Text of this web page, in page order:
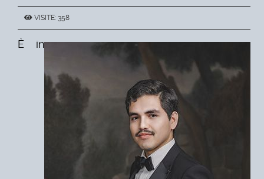
VISITE: 358
È in